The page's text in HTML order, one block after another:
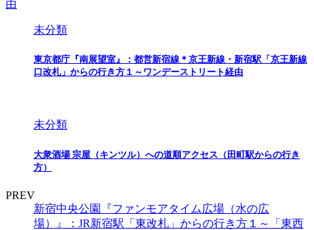
未分類
東京都庁『南展望室』：都営新宿線＊京王新線・新宿駅「京王新線
口改札」からの行き方１～ワンデーストリート経由
未分類
大衆酒場 宗屋（キンツル）への道順アクセス（田町駅からの行き
方）
PREV
新宿中央公園『ファンモアタイム広場（水の広
場）』：JR新宿駅「東改札」からの行き方１～「東西